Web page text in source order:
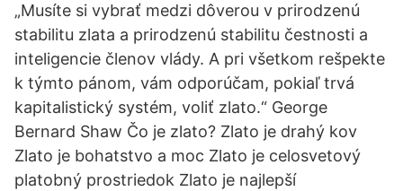
„Musíte si vybrať medzi dôverou v prirodzenú
stabilitu zlata a prirodzenú stabilitu čestnosti a
inteligencie členov vlády. A pri všetkom rešpekte
k týmto pánom, vám odporúčam, pokiaľ trvá
kapitalistický systém, voliť zlato.“ George
Bernard Shaw Čo je zlato? Zlato je drahý kov
Zlato je bohatstvo a moc Zlato je celosvetový
platobný prostriedok Zlato je najlepší